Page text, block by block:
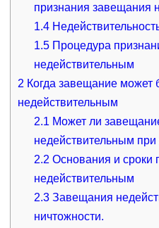
признания завещания
1.4
1.5 Процедура
недействительным
2 Когда завещание может
недействительным
2.1 Может ли
недействительным
2.2 Основания и сроки
недействительным
2.3 Завещания
ничтожности.